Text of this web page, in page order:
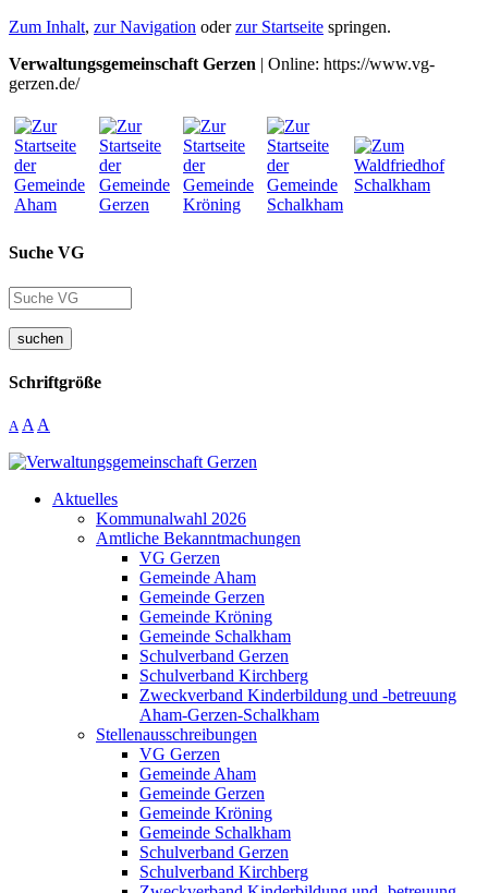
Zum Inhalt, zur Navigation oderzur Startseite springen.
Verwaltungsgemeinschaft Gerzen | Online: https://www.vg-
gerzen.de/
Suche VG
suchen
Schriftgröße
A A A
Aktuelles
Kommunalwahl 2026
Amtliche Bekanntmachungen
VG Gerzen
Gemeinde Aham
Gemeinde Gerzen
Gemeinde Kröning
Gemeinde Schalkham
Schulverband Gerzen
Schulverband Kirchberg
Zweckverband Kinderbildung und -betreuung
Aham-Gerzen-Schalkham
Stellenausschreibungen
VG Gerzen
Gemeinde Aham
Gemeinde Gerzen
Gemeinde Kröning
Gemeinde Schalkham
Schulverband Gerzen
Schulverband Kirchberg